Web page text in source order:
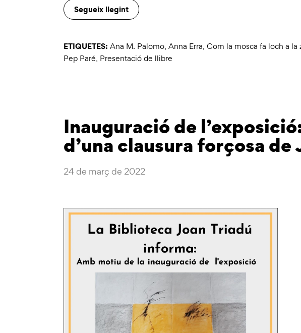
Segueix llegint
ETIQUETES: Ana M. Palomo, Anna Erra, Com la mosca fa loch a la
Pep Paré, Presentació de llibre
Inauguració de
d’una clausura forçosa
24 de març de 2022